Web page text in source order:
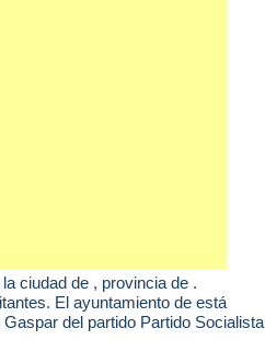
ciudad de , provincia de .
El ayuntamiento de está
del partido Partido Socialista